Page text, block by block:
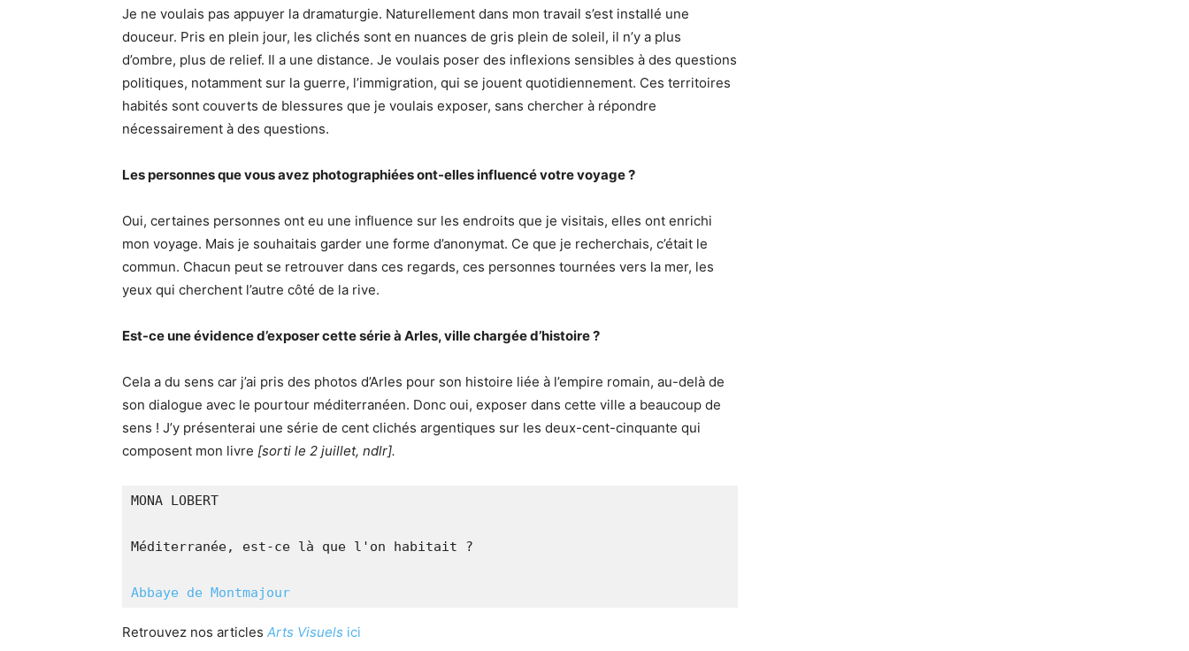
Je ne voulais pas appuyer la dramaturgie. Naturellement dans mon travail s’est installé une
douceur. Pris en plein jour, les clichés sont en nuances de gris plein de soleil, il n’y a plus
d’ombre, plus de relief. Il a une distance. Je voulais poser des inflexions sensibles à des questions
politiques, notamment sur la guerre, l’immigration, qui se jouent quotidiennement. Ces territoires
habités sont couverts de blessures que je voulais exposer, sans chercher à répondre
nécessairement à des questions.
Les personnes que vous avez photographiées ont-elles influencé votre voyage ?
Oui, certaines personnes ont eu une influence sur les endroits que je visitais, elles ont enrichi
mon voyage. Mais je souhaitais garder une forme d’anonymat. Ce que je recherchais, c’était le
commun. Chacun peut se retrouver dans ces regards, ces personnes tournées vers la mer, les
yeux qui cherchent l’autre côté de la rive.
Est-ce une évidence d’exposer cette série à Arles, ville chargée d’histoire ?
Cela a du sens car j’ai pris des photos d’Arles pour son histoire liée à l’empire romain, au-delà de
son dialogue avec le pourtour méditerranéen. Donc oui, exposer dans cette ville a beaucoup de
sens ! J’y présenterai une série de cent clichés argentiques sur les deux-cent-cinquante qui
composent mon livre [sorti le 2 juillet, ndlr].
MONA LOBERT
Méditerranée, est-ce là que l'on habitait ?
Abbaye de Montmajour
Retrouvez nos articles Arts Visuels ici